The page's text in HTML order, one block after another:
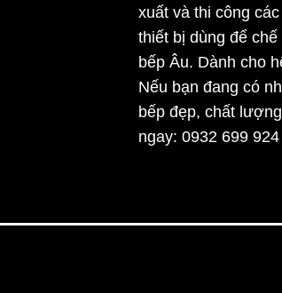
xuất và thi công
thiết bị dùng để
bếp Âu. Dành cho
Nếu bạn đang có
bếpđẹp, chất
ngay: 0932 699 924